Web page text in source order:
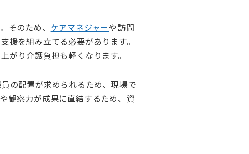
そのため、 ケアマネジャーや訪問
援を組み立てる必要があります。
がり介護負担も軽くなります。
の配置が求められるため、現場で
観察力が成果に直結するため、資